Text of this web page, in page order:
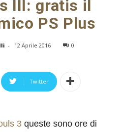
III: gratis il
PS Plus
- 12 Aprile 2016 0
Twitter
3 queste sono ore di